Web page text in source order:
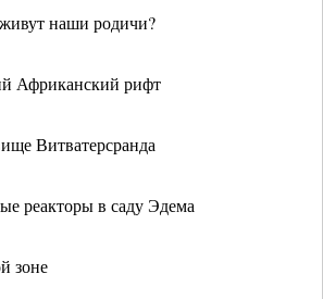
наши родичи?
Африканский рифт
Витватерсранда
реакторы в саду Эдема
зоне